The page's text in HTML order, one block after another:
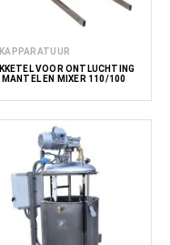
VOOR ONTLUCHTING
MANTEL EN MIXER 110/100